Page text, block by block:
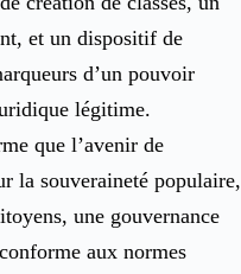
et un dispositif de
d’un pouvoir
légitime.
que l’avenir de
la souveraineté populaire,
une gouvernance
aux normes